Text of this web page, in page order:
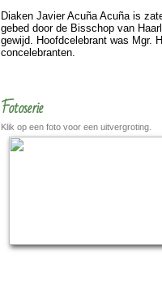
Diaken Javier Acuña Acuña is
gebed door de Bis­schop van
gewijd. Hoofd­cele­brant was Mgr.
con­cele­branten.
Fotoserie
Klik op een foto voor een uitvergroting.